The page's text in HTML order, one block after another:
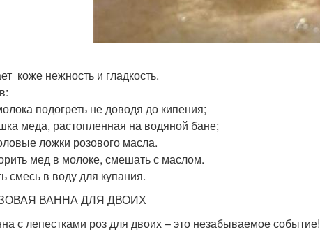
коже нежность и гладкость.
подогреть не доводя до кипения;
меда, растопленная на водяной бане;
ложки розового масла.
мед в молоке, смешать с маслом.
смесь в воду для купания.
ВАННА ДЛЯ ДВОИХ
с лепестками роз для двоих – это незабываемое событие!